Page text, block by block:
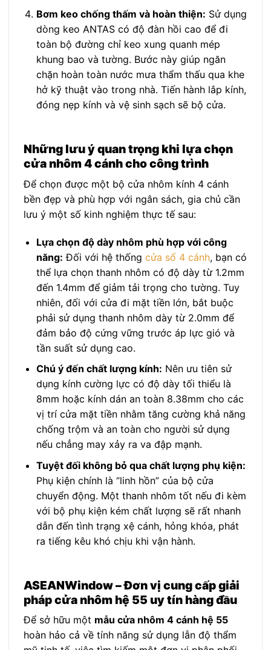
Bơm keo chống thấm và hoàn thiện: Sử dụng
dòng keo ANTAS có độ đàn hồi cao để đi
toàn bộ đường chỉ keo xung quanh mép
khung bao và tường. Bước này giúp ngăn
chặn hoàn toàn nước mưa thẩm thấu qua khe
hở kỹ thuật vào trong nhà. Tiến hành lắp kính,
đóng nẹp kính và vệ sinh sạch sẽ bộ cửa.
Những lưu ý quan trọng khi lựa chọn
cửa nhôm 4 cánh cho công trình
Để chọn được một bộ cửa nhôm kính 4 cánh
bền đẹp và phù hợp với ngân sách, gia chủ cần
lưu ý một số kinh nghiệm thực tế sau:
Lựa chọn độ dày nhôm phù hợp với công
năng: Đối với hệ thống cửa sổ 4 cánh, bạn có
thể lựa chọn thanh nhôm có độ dày từ 1.2mm
đến 1.4mm để giảm tải trọng cho tường. Tuy
nhiên, đối với cửa đi mặt tiền lớn, bắt buộc
phải sử dụng thanh nhôm dày từ 2.0mm để
đảm bảo độ cứng vững trước áp lực gió và
tần suất sử dụng cao.
Chú ý đến chất lượng kính: Nên ưu tiên sử
dụng kính cường lực có độ dày tối thiểu là
8mm hoặc kính dán an toàn 8.38mm cho các
vị trí cửa mặt tiền nhằm tăng cường khả năng
chống trộm và an toàn cho người sử dụng
nếu chẳng may xảy ra va đập mạnh.
Tuyệt đối không bỏ qua chất lượng phụ kiện:
Phụ kiện chính là “linh hồn” của bộ cửa
chuyển động. Một thanh nhôm tốt nếu đi kèm
với bộ phụ kiện kém chất lượng sẽ rất nhanh
dẫn đến tình trạng xệ cánh, hỏng khóa, phát
ra tiếng kêu khó chịu khi vận hành.
ASEANWindow – Đơn vị cung cấp giải
pháp cửa nhôm hệ 55 uy tín hàng đầu
Để sở hữu một mẫu cửa nhôm 4 cánh hệ 55
hoàn hảo cả về tính năng sử dụng lẫn độ thẩm